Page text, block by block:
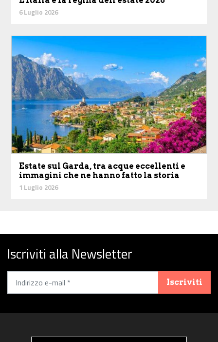
6 Luglio 2026
Estate sul Garda, tra acque eccellenti e
immagini che ne hanno fatto la storia
1 Luglio 2026
Iscriviti alla Newsletter
Iscriviti